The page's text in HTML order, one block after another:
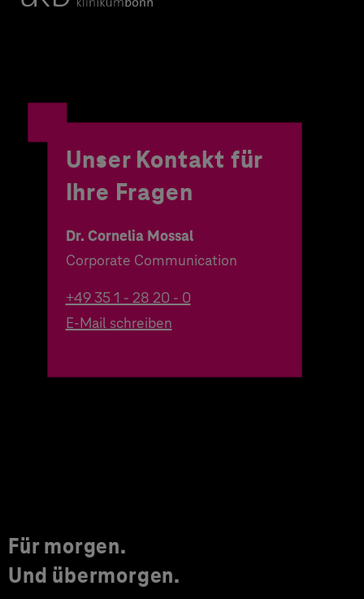
Unser Kontakt für
Ihre Fragen
Dr. Cornelia Mossal
Corporate Communication
+49 35 1 - 28 20 - 0
E-Mail schreiben
Für morgen.
Und übermorgen.